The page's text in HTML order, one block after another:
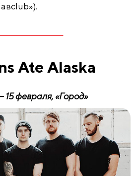
Ate Alaska
15 февраля, «Город»